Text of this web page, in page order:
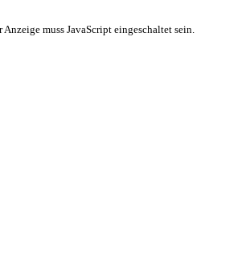
muss JavaScript eingeschaltet sein.